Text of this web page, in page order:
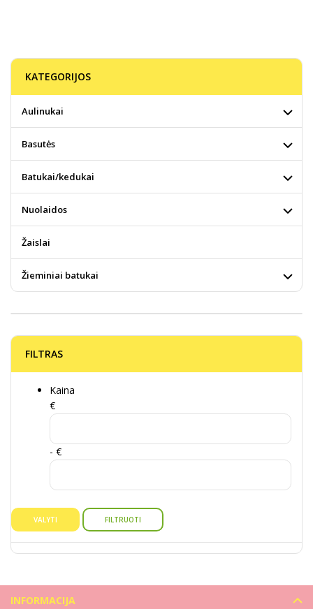
KATEGORIJOS
Aulinukai
Basutės
Batukai/kedukai
Nuolaidos
Žaislai
Žieminiai batukai
FILTRAS
Kaina
€
- €
VALYTI FILTRUOTI
INFORMACIJA